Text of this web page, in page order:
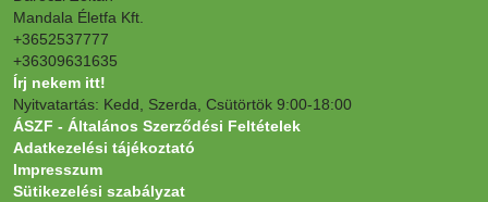
Mandala Életfa Kft.
+3652537777
+36309631635
Írj nekem itt!
Nyitvatartás: Kedd, Szerda, Csütörtök 9:00-18:00
ÁSZF - Általános Szerződési Feltételek
Adatkezelési tájékoztató
Impresszum
Sütikezelési szabályzat